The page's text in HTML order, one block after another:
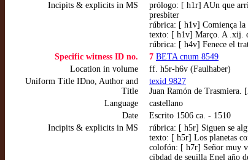
Incipits & explicits in MS
prólogo: [ h1r] AUn que
presbiter
rúbrica: [ h1v] Comiença la
texto: [ h1v] Março. A .xij.
rúbrica: [ h4v] Fenece el
Specific witness ID no.
7 BETA cnum 8549
Location in volume
ff. h5r-h6v (Faulhaber)
Uniform Title IDno, Author and
Title
texid 9827
Juan Ramón de Trasmiera.
Language
castellano
Date
Escrito 1506 ca. - 1510
Incipits & explicits in MS
rúbrica: [ h5r] Siguen se
texto: [ h5r] Los planetas
colofón: [ h7r] Señor muy
cibdad de seuilla Enel año